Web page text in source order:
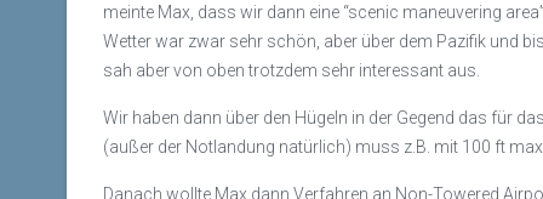
meinte Max, dass wir dann eine “scenic maneuvering
Wetter war zwar sehr schön, aber über dem Pazifik und
sah aber von oben trotzdem sehr interessant aus.
Wir haben dann über den Hügeln in der Gegend das für
(außer der Notlandung natürlich) muss z.B. mit 100 ft
Danach wollte Max dann Verfahren an Non-Towered